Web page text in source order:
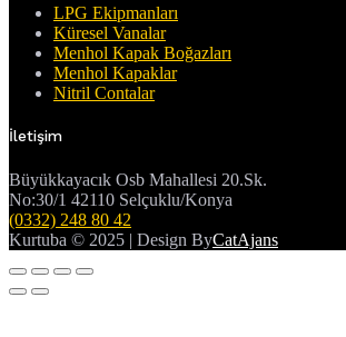
LPG Ekipmanları
Küresel Vanalar
Menhol Kapak Boğazları
Menhol Kapaklar
Nitril Contalar
İletişim
Büyükkayacık Osb Mahallesi 20.Sk.
No:30/1 42110 Selçuklu/Konya
(0332) 248 80 42
Kurtuba © 2025 | Design ByCatAjans